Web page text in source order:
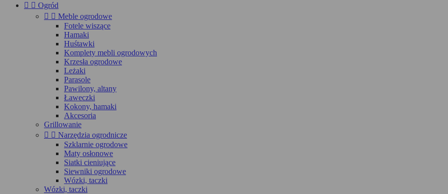
  Ogród
  Meble ogrodowe
Fotele wiszące
Hamaki
Huśtawki
Komplety mebli ogrodowych
Krzesła ogrodowe
Leżaki
Parasole
Pawilony, altany
Ławeczki
Kokony, hamaki
Akcesoria
Grillowanie
  Narzędzia ogrodnicze
Szklarnie ogrodowe
Maty osłonowe
Siatki cieniujące
Siewniki ogrodowe
Wózki, taczki
Wózki, taczki